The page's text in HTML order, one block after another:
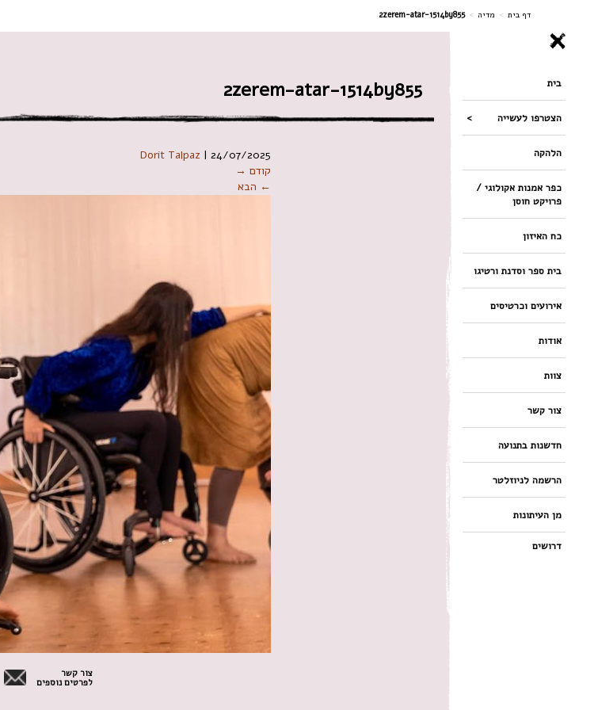
דף בית > מדיה >
2zerem-atar-1514by855
בית
הצטרפו לעשייה
הלהקה
כפר אמנות אקולוגי /
פרויקט חוסן
כח האיזון
בית ספר וסדנת ורטיגו
אירועים וכרטיסים
אודות
צוות
צור קשר
חדשנות בתנועה
הרשמה לניוזלטר
מן העיתונות
דרושים
2zerem-atar-1514by855
Dorit Talpaz |24/07/2025
קודם →
← הבא
צור קשר
לפרטים נוספים